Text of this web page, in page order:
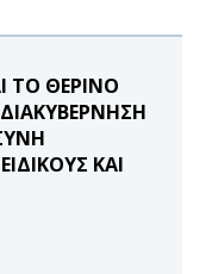
ΤΟ ΘΕΡΙΝΟ
ΚΑΙ